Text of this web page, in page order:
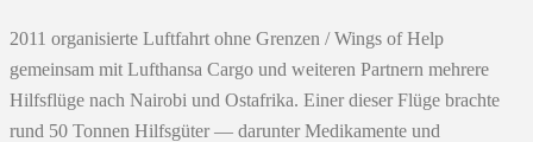
2011 organisierte Luftfahrt ohne Grenzen / Wings of Help
gemeinsam mit Lufthansa Cargo und weiteren Partnern mehrere
Hilfsflüge nach Nairobi und Ostafrika. Einer dieser Flüge brachte
rund 50 Tonnen Hilfsgüter — darunter Medikamente und